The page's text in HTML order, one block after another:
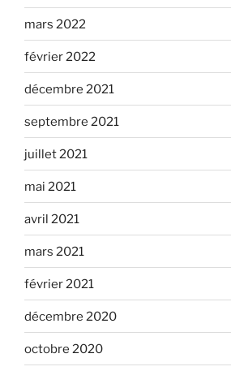
mars 2022
février 2022
décembre 2021
septembre 2021
juillet 2021
mai 2021
avril 2021
mars 2021
février 2021
décembre 2020
octobre 2020